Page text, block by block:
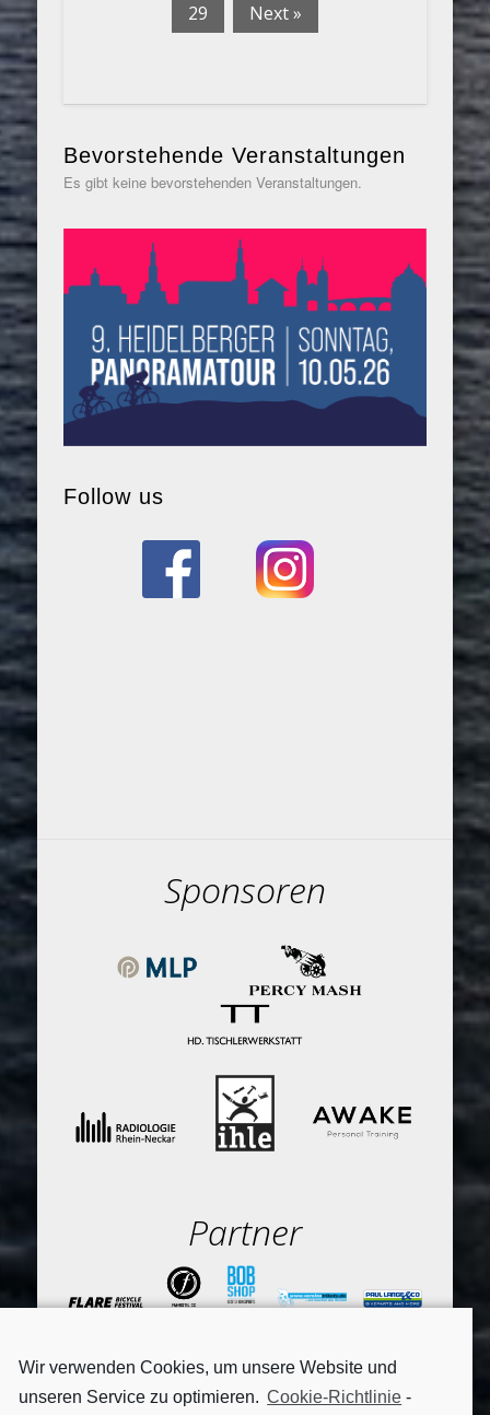
29 Next »
Bevorstehende Veranstaltungen
Es gibt keine bevorstehenden Veranstaltungen.
Follow us
Sponsoren
Partner
Wir verwenden Cookies, um unsere Website und
unseren Service zu optimieren. Cookie-Richtlinie -